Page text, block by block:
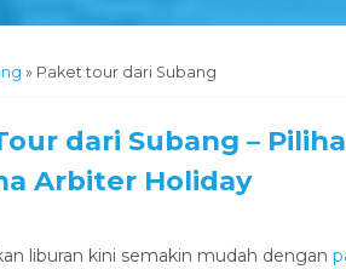
» Paket tour dari Subang
dari Subang –
Arbiter Holiday
liburan kini semakin mudah dengan